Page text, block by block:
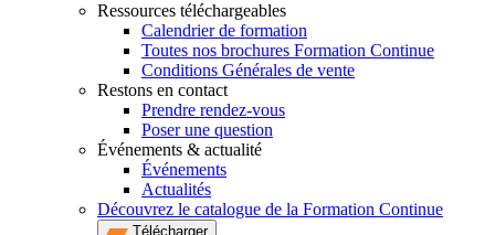
Ressources téléchargeables
Calendrier de formation
Toutes nos brochures Formation Continue
Conditions Générales de vente
Restons en contact
Prendre rendez-vous
Poser une question
Événements & actualité
Événements
Actualités
Découvrez le catalogue de la Formation Continue
Télécharger